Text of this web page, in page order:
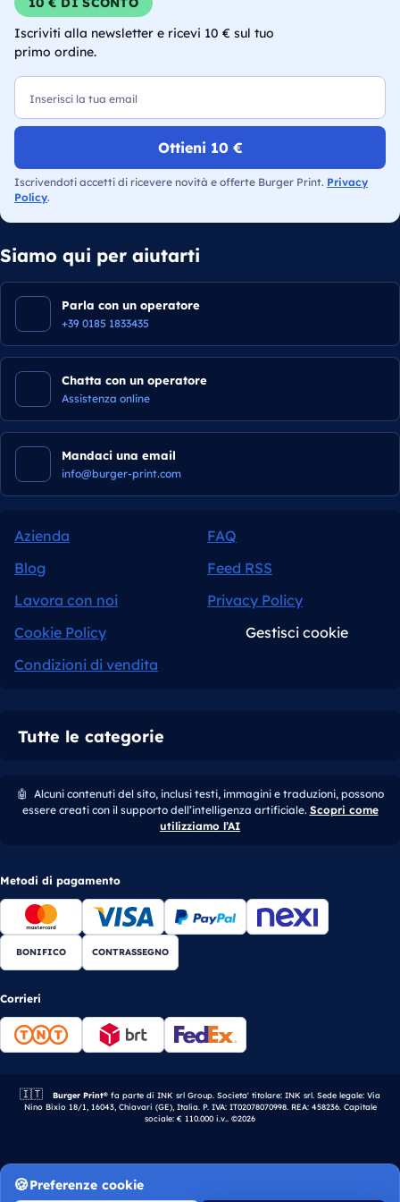
Iscriviti alla newsletter e ricevi 10 € sul tuo
primo ordine.
Ottieni 10 €
Iscrivendoti accetti di ricevere novità e offerte Burger Print. Privacy
Policy.
Siamo qui per aiutarti
Parla con un operatore
+39 0185 1833435
Chatta con un operatore
Assistenza online
Mandaci una email
info@burger-print.com
Azienda
FAQ
Blog
Feed RSS
Lavora con noi
Privacy Policy
Cookie Policy
Gestisci cookie
Condizioni di vendita
Tutte le categorie
🤖 Alcuni contenuti del sito, inclusi testi, immagini e traduzioni, possono
essere creati con il supporto dell’intelligenza artificiale. Scopri come
utilizziamo l’AI
Metodi di pagamento
BONIFICO CONTRASSEGNO
Corrieri
🇮🇹 Azienda italiana.
Burger Print® fa parte di INK srl Group. Societa' titolare: INK srl. Sede legale: Via
Nino Bixio 18/1, 16043, Chiavari (GE), Italia. P. IVA: IT02078070998. REA: 458236. Capitale
sociale: € 110.000 i.v.. ©2026
Preferenze cookie